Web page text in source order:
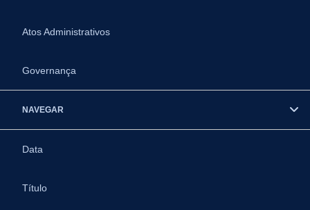
Atos Administrativos
Governança
NAVEGAR
Data
Título